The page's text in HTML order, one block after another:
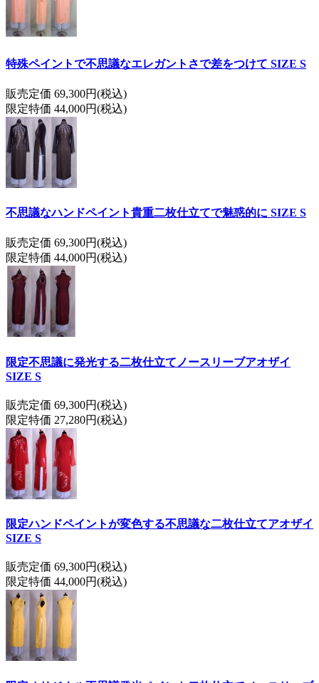
特殊ペイントで不思議なエレガントさで差をつけて SIZE S
販売定価 69,300円(税込)
限定特価 44,000円(税込)
不思議なハンドペイント貴重二枚仕立てで魅惑的に SIZE S
販売定価 69,300円(税込)
限定特価 44,000円(税込)
限定不思議に発光する二枚仕立てノースリーブアオザイ
SIZE S
販売定価 69,300円(税込)
限定特価 27,280円(税込)
限定ハンドペイントが変色する不思議な二枚仕立てアオザイ
SIZE S
販売定価 69,300円(税込)
限定特価 44,000円(税込)